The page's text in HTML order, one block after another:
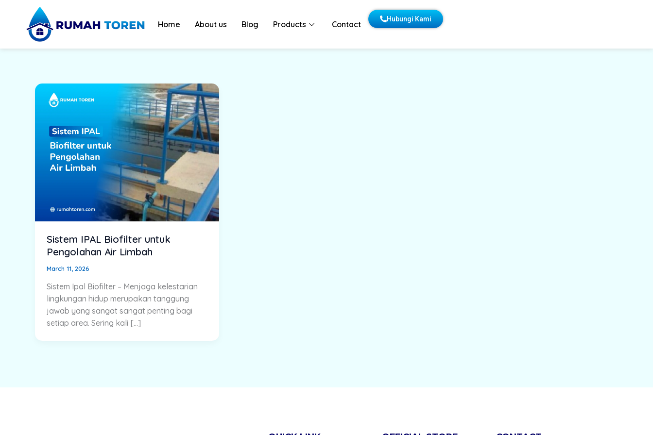
content
Home About us Blog Products Contact
Hubungi Kami
Sistem IPAL Biofilter untuk
Pengolahan Air Limbah
March 11, 2026
Sistem Ipal Biofilter – Menjaga kelestarian
lingkungan hidup merupakan tanggung
jawab yang sangat sangat penting bagi
setiap area. Sering kali […]